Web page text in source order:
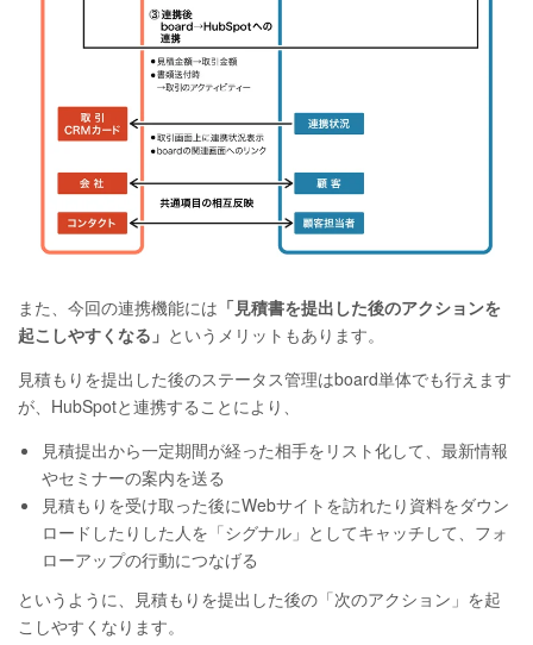
また、今回の連携機能には 「見積書を提出した後のアクションを
起こしやすくなる」 というメリットもあります。
見積もりを提出した後のステータス管理はboard単体でも行えます
が、HubSpotと連携することにより、
見積提出から一定期間が経った相手をリスト化して、最新情報
やセミナーの案内を送る
見積もりを受け取った後にWebサイトを訪れたり資料をダウン
ロードしたりした人を「シグナル」としてキャッチして、フォ
ローアップの行動につなげる
というように、見積もりを提出した後の「次のアクション」を起
こしやすくなります。